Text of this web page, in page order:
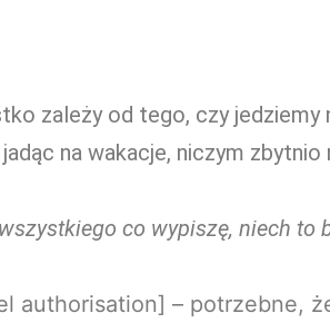
zależy od tego, czy jedziemy
na wakacje, niczym
co wypiszę, niech to
authorisation] – potrzebne,